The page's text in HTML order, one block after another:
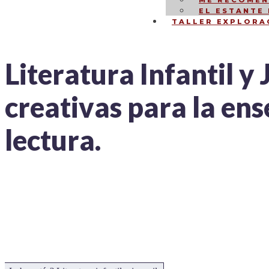
EL ESTANTE
TALLER
Literatura Infantil y
creativas para la
lectura.